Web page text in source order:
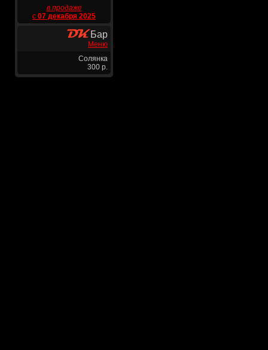
в продаже
с 07 декабря 2025
Бар
Меню
Солянка
300 р.